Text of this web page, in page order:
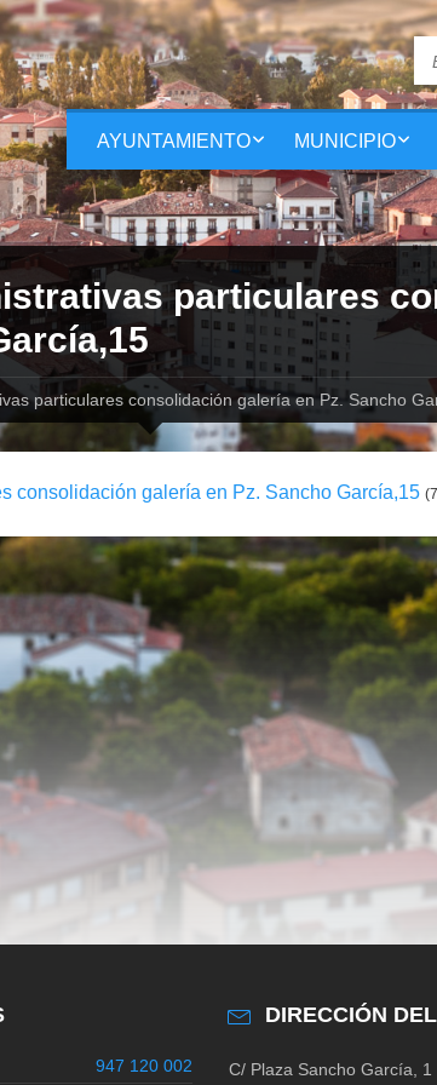
AYUNTAMIENTO MUNICIPIO
particulares
particulares consolidación galería en Pz. Sancho
consolidación galería en Pz. Sancho García,15
947 120 002
DIRECCIÓN
C/ Plaza Sancho García, 1